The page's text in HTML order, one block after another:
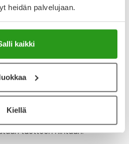
heidän palvelujaan.
kaikki
Kiellä
että tilaat tarvitsemasi
muistuttajaan
Reseptin
tuotteen hintaan.